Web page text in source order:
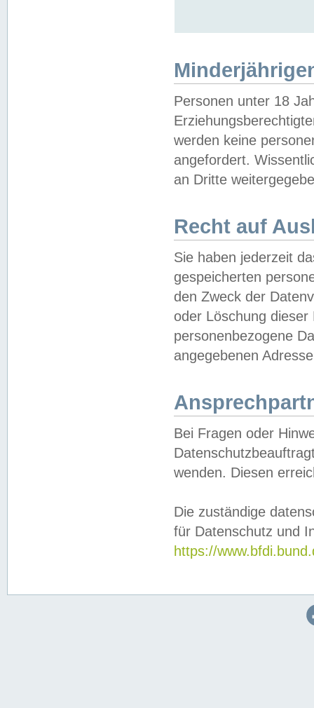
Personen unter 18
werden keine
angefordert.
an Dritte
Recht auf
Sie haben jederzeit
gespeicherten
den Zweck der
oder Löschung
personenbezogene
angegebenen
Bei Fragen oder
wenden. Diesen
Die zuständige
für Datenschutz und
https://